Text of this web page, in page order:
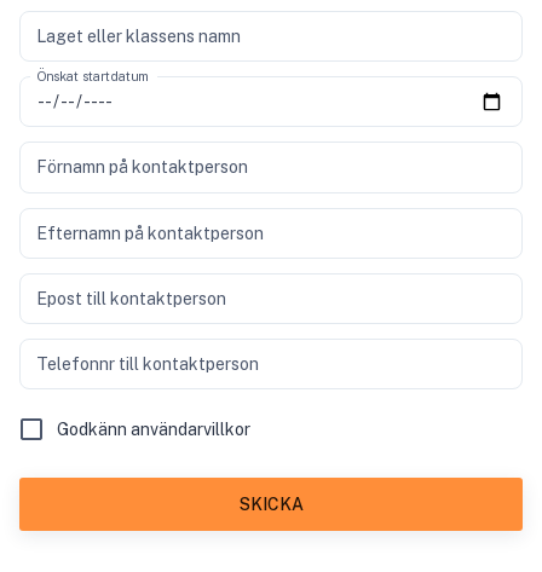
Laget eller klassens namn
Önskat startdatum
Förnamn på kontaktperson
Efternamn på kontaktperson
Epost till kontaktperson
Telefonnr till kontaktperson
Godkänn användarvillkor
SKICKA